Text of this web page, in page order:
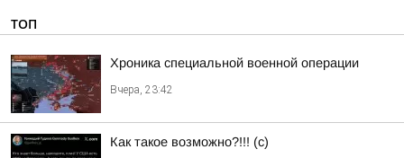
ТОП
Хроника специальной военной операции
Вчера, 23:42
Как такое возможно?!!! (c)